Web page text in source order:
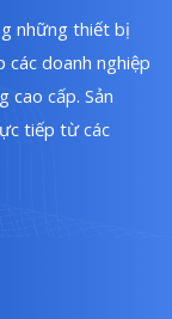
những thiết bị
các doanh nghiệp
cao cấp. Sản
tiếp từ các